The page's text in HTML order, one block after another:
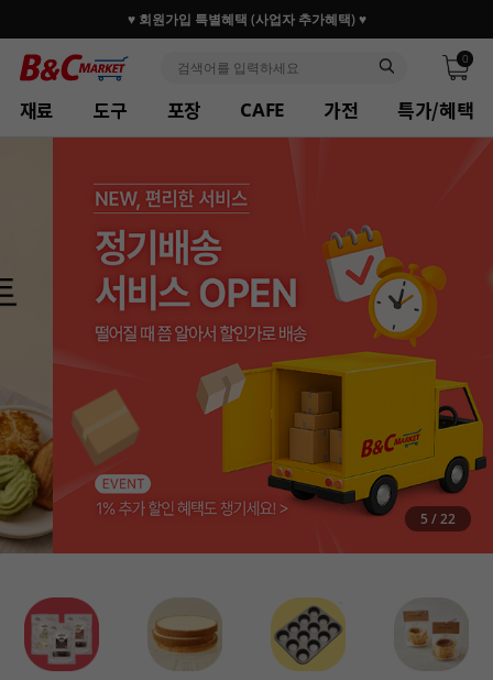
30만 홈베이커 1.2만 사업자가 즐겨찾는 마켓리더
0
재료 도구 포장 CAFE 가전 특가/혜택
5 /22